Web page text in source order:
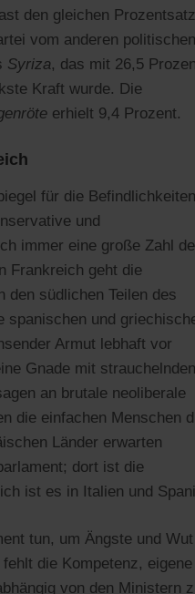
den gleichen Prozentsatz
vom anderen politischen
Syriza, das mit 26,5
Kraft wurde. Die
erhielt 9,4 Prozent.
für die Befindlichkeiten
und
immer eine große Zahl
Frankreich geht die
den südlichen Teilen des
spanischen und
Armut lebhaft vor
Gnade mit strauchelnden
an brutale neoliberale
die einfachen Menschen
Länder erwarten
dort ist die
ist es in Italien und
tun, um Ängste und Wut
die Kompetenz, eigene
von den Ministern